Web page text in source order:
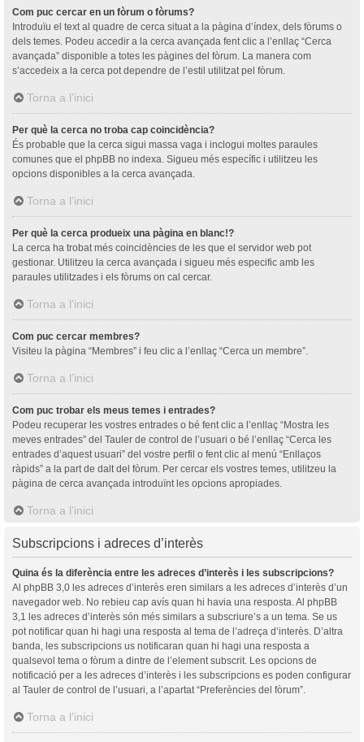
Com puc cercar en un fòrum o fòrums?
Introduïu el text al quadre de cerca situat a la pàgina d’índex, dels fòrums o
dels temes. Podeu accedir a la cerca avançada fent clic a l’enllaç “Cerca
avançada” disponible a totes les pàgines del fòrum. La manera com
s’accedeix a la cerca pot dependre de l’estil utilitzat pel fòrum.
Torna a l’inici
Per què la cerca no troba cap coincidència?
És probable que la cerca sigui massa vaga i inclogui moltes paraules
comunes que el phpBB no indexa. Sigueu més específic i utilitzeu les
opcions disponibles a la cerca avançada.
Torna a l’inici
Per què la cerca produeix una pàgina en blanc!?
La cerca ha trobat més coincidències de les que el servidor web pot
gestionar. Utilitzeu la cerca avançada i sigueu més especific amb les
paraules utilitzades i els fòrums on cal cercar.
Torna a l’inici
Com puc cercar membres?
Visiteu la pàgina “Membres” i feu clic a l’enllaç “Cerca un membre”.
Torna a l’inici
Com puc trobar els meus temes i entrades?
Podeu recuperar les vostres entrades o bé fent clic a l’enllaç “Mostra les
meves entrades” del Tauler de control de l’usuari o bé l’enllaç “Cerca les
entrades d’aquest usuari” del vostre perfil o fent clic al menú “Enllaços
ràpids” a la part de dalt del fòrum. Per cercar els vostres temes, utilitzeu la
pàgina de cerca avançada introduïnt les opcions apropiades.
Torna a l’inici
Subscripcions i adreces d’interès
Quina és la diferència entre les adreces d’interès i les subscripcions?
Al phpBB 3,0 les adreces d’interès eren similars a les adreces d’interès d’un
navegador web. No rebieu cap avís quan hi havia una resposta. Al phpBB
3,1 les adreces d’interès són més similars a subscriure’s a un tema. Se us
pot notificar quan hi hagi una resposta al tema de l’adreça d’interès. D’altra
banda, les subscripcions us notificaran quan hi hagi una resposta a
qualsevol tema o fòrum a dintre de l’element subscrit. Les opcions de
notificació per a les adreces d’interès i les subscripcions es poden configurar
al Tauler de control de l’usuari, a l’apartat “Preferències del fòrum”.
Torna a l’inici